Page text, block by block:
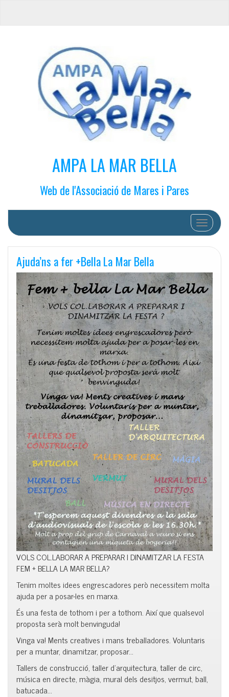
AMPA LA MAR BELLA
Web de l'Associació de Mares i Pares
Cambiar
Ajuda’ns a fer +Bella La Mar Bella
VOLS COL.LABORAR A PREPARAR I DINAMITZAR LA FESTA
FEM + BELLA LA MAR BELLA?
Tenim moltes idees engrescadores però necessitem molta
ajuda per a posar-les en marxa.
És una festa de tothom i per a tothom. Així que qualsevol
proposta serà molt benvinguda!
Vinga va! Ments creatives i mans treballadores. Voluntaris
per a muntar, dinamitzar, proposar…
Tallers de construcció, taller d’arquitectura, taller de circ,
música en directe, màgia, mural dels desitjos, vermut, ball,
batucada…